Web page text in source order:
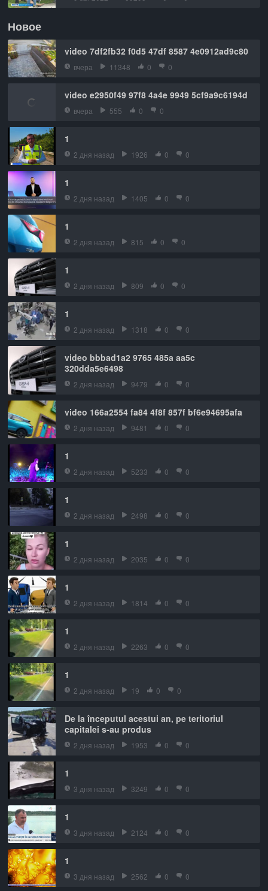
Новое
video 7df2fb32 f0d5 47df 8587 4e0912ad9c80
вчера 11348 0 0
video e2950f49 97f8 4a4e 9949 5cf9a9c6194d
вчера 555 0 0
1
2 дня назад 1926 0 0
1
2 дня назад 1405 0 0
1
2 дня назад 815 0 0
1
2 дня назад 809 0 0
1
2 дня назад 1318 0 0
video bbbad1a2 9765 485a aa5c
320dda5e6498
2 дня назад 9479 0 0
video 166a2554 fa84 4f8f 857f bf6e94695afa
2 дня назад 9481 0 0
1
2 дня назад 5233 0 0
1
2 дня назад 2498 0 0
1
2 дня назад 2035 0 0
1
2 дня назад 1814 0 0
1
2 дня назад 2263 0 0
1
2 дня назад 19 0 0
De la începutul acestui an, pe teritoriul
capitalei s-au produs
2 дня назад 1953 0 0
1
3 дня назад 3249 0 0
1
3 дня назад 2124 0 0
1
3 дня назад 2562 0 0